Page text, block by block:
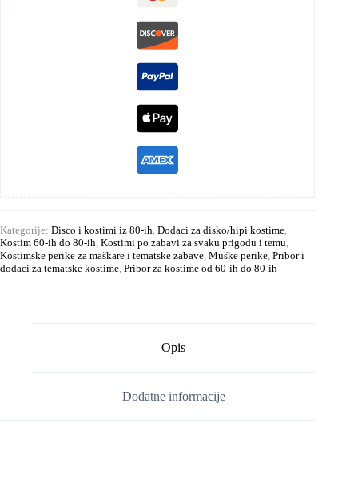
Kategorije: Disco i kostimi iz 80-ih, Dodaci za disko/hipi kostime,
Kostim 60-ih do 80-ih, Kostimi po zabavi za svaku prigodu i temu,
Kostimske perike za maškare i tematske zabave, Muške perike, Pribor i
dodaci za tematske kostime, Pribor za kostime od 60-ih do 80-ih
Opis
Dodatne informacije